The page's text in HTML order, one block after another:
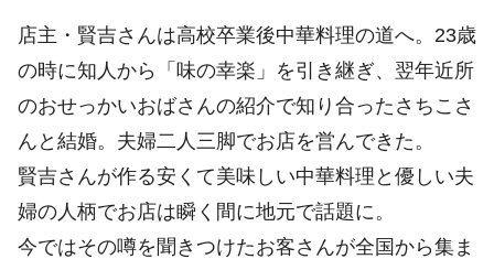
店主・賢吉さんは高校卒業後中華料理の道へ。23歳
の時に知人から「味の幸楽」を引き継ぎ、翌年近所
のおせっかいおばさんの紹介で知り合ったさちこさ
んと結婚。夫婦二人三脚でお店を営んできた。
賢吉さんが作る安くて美味しい中華料理と優しい夫
婦の人柄でお店は瞬く間に地元で話題に。
今ではその噂を聞きつけたお客さんが全国から集ま